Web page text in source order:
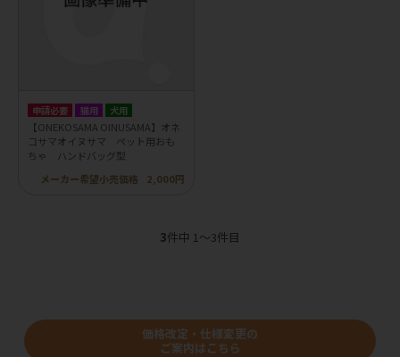
申請必要 猫用 犬用
【ONEKOSAMA OINUSAMA】オネ
コサマオイヌサマ ペット用おも
ちゃ ハンドバッグ型
メーカー希望小売価格
2,000円
3件中 1〜3件目
価格改定・仕様変更の
ご案内はこちら